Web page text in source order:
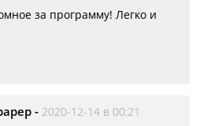
за программу! Легко и
- 2020-12-14 в 00:21